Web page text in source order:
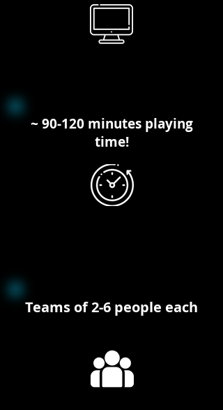
~ 90-120 minutes playing
time!
Teams of 2-6 people each